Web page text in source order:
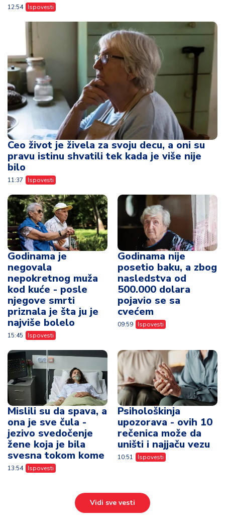
12:54 Ispovesti
Ceo život je živela za svoju decu, a oni su
pravu istinu shvatili tek kada je više nije
bilo
11:37 Ispovesti
Godinama je
negovala
nepokretnog muža
kod kuće - posle
njegove smrti
priznala je šta ju je
najviše bolelo
15:45 Ispovesti
Godinama nije
posetio baku, a zbog
nasledstva od
500.000 dolara
pojavio se sa
cvećem
09:59 Ispovesti
Mislili su da spava, a
ona je sve čula -
jezivo svedočenje
žene koja je bila
svesna tokom kome
13:54 Ispovesti
Psihološkinja
upozorava - ovih 10
rečenica može da
uništi i najjaču vezu
10:51 Ispovesti
Vidi sve vesti